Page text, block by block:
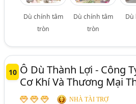
Dù chính tâm
tròn
Dù chính tâm
tròn
Dù
10 Ô Dù Thành Lợi - Công
Cơ Khí Và Thương Mại
NHÀ TÀI TRỢ